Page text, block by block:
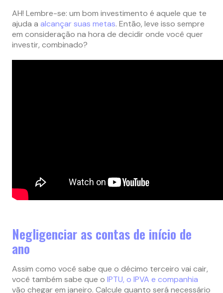
AH! Lembre-se: um bom investimento é aquele que te
ajuda a alcançar suas metas. Então, leve isso sempre
em consideração na hora de decidir onde você quer
investir, combinado?
Negligenciar as contas de início de
ano
Assim como você sabe que o décimo terceiro vai cair,
você também sabe que o IPTU, o IPVA e companhia
vão chegar em janeiro. Calcule quanto será necessário